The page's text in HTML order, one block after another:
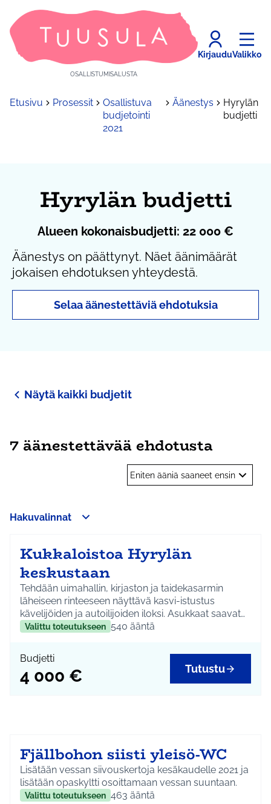
OSALLISTUMISALUSTA
KirjauduValikko
Etusivu Prosessit
Osallistuva
budjetointi
2021
Äänestys
Hyrylän
budjetti
Hyrylän budjetti
Alueen kokonaisbudjetti: 22 000 €
Äänestys on päättynyt. Näet äänimäärät
jokaisen ehdotuksen yhteydestä.
Selaa äänestettäviä ehdotuksia
Näytä kaikki budjetit
7 äänestettävää ehdotusta
Eniten ääniä saaneet ensin
Hakuvalinnat
Kukkaloistoa Hyrylän
keskustaan
Tehdään uimahallin, kirjaston ja taidekasarmin
läheiseen rinteeseen näyttävä kasvi-istustus
kävelijöiden ja autoilijoiden iloksi. Asukkaat saavat
päättää istutuksen teemasta ja muodosta.
Valittu toteutukseen 540 ääntä
Budjetti
4 000 € Tutustu
Fjällbohon siisti yleisö-WC
Lisätään vessan siivouskertoja kesäkaudelle 2021 ja
lisätään opaskyltti osoittamaan vessan suuntaan.
Valittu toteutukseen 463 ääntä